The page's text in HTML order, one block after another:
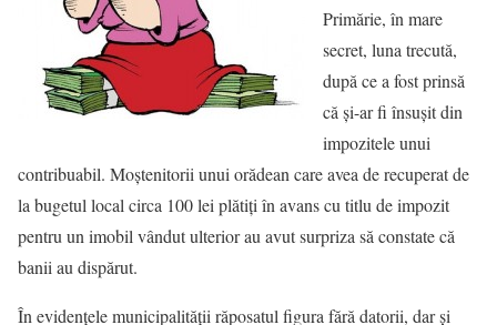
Primărie, în mare
secret, luna trecută,
după ce a fost prinsă
că şi-ar fi însuşit din
impozitele unui
contribuabil. Moştenitorii unui orădean care avea de recuperat de
la bugetul local circa 100 lei plătiţi în avans cu titlu de impozit
pentru un imobil vândut ulterior au avut surpriza să constate că
banii au dispărut.
În evidenţele municipalităţii răposatul figura fără datorii, dar şi